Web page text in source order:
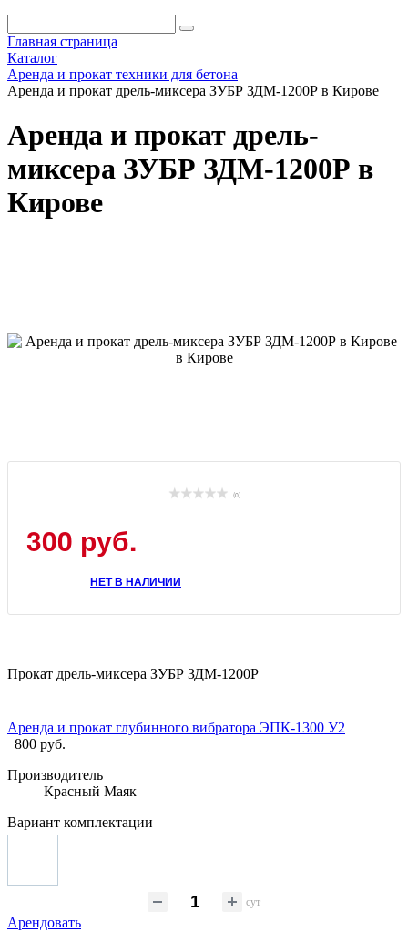
Главная страница
Каталог
Аренда и прокат техники для бетона
Аренда и прокат дрель-миксера ЗУБР ЗДМ-1200Р в Кирове
Аренда и прокат дрель-
миксера ЗУБР ЗДМ-1200Р в
Кирове
(0)
300 руб.
НЕТ В НАЛИЧИИ
Прокат дрель-миксера ЗУБР ЗДМ-1200Р
Аренда и прокат глубинного вибратора ЭПК-1300 У2
800 руб.
Производитель
Красный Маяк
Вариант комплектации
сут
Арендовать